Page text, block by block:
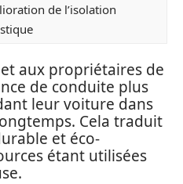
de l’isolation
aux propriétaires de
de conduite plus
leur voiture dans
Cela traduit
et éco-
étant utilisées